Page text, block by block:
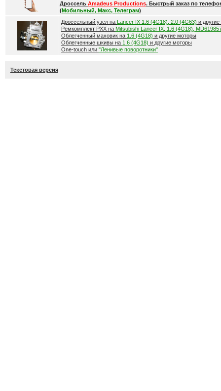
Дроссель Amadeus Productions. Быстрый заказ по
(Мобильный, Макс, Телеграм)
Дроссельный узел на Lancer IX 1.6 (4G18), 2.0 (4G63) и
Ремкомплект РХХ на Mitsubishi Lancer IX, 1.6 (4G18),
Облегченный маховик на 1.6 (4G18) и другие моторы
Облегченные шкивы на 1.6 (4G18) и другие моторы
One-touch или "Ленивые поворотники"
Текстовая версия